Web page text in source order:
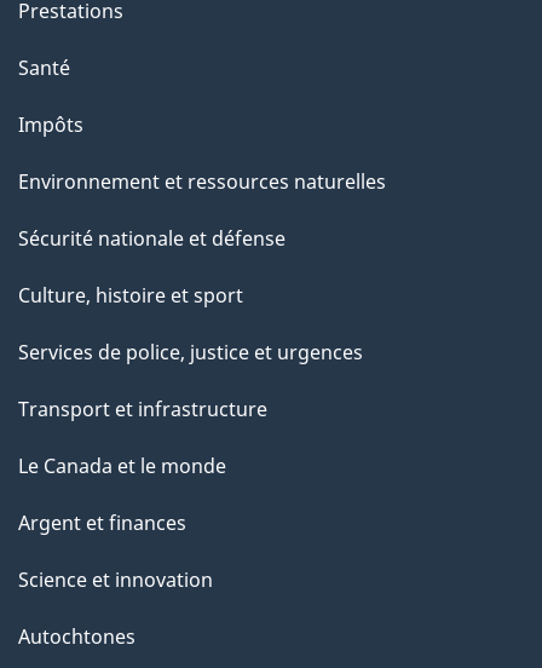
Prestations
Santé
Impôts
Environnement et ressources naturelles
Sécurité nationale et défense
Culture, histoire et sport
Services de police, justice et urgences
Transport et infrastructure
Le Canada et le monde
Argent et finances
Science et innovation
Autochtones